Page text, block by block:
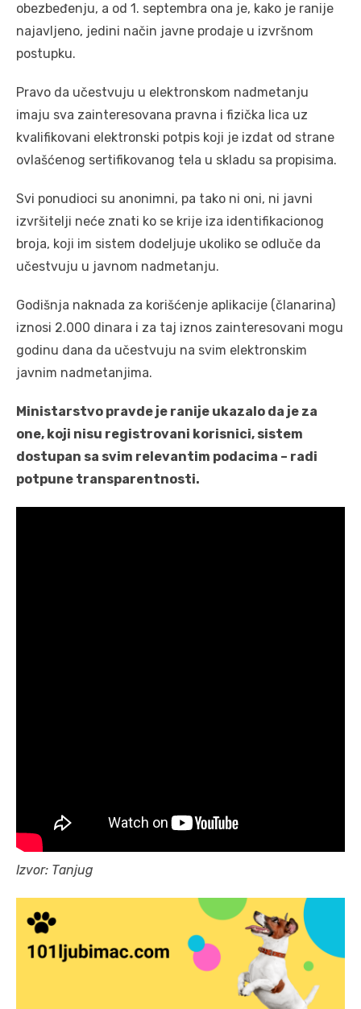
obezbeđenju, a od 1. septembra ona je, kako je ranije
najavljeno, jedini način javne prodaje u izvršnom
postupku.
Pravo da učestvuju u elektronskom nadmetanju
imaju sva zainteresovana pravna i fizička lica uz
kvalifikovani elektronski potpis koji je izdat od strane
ovlašćenog sertifikovanog tela u skladu sa propisima.
Svi ponudioci su anonimni, pa tako ni oni, ni javni
izvršitelji neće znati ko se krije iza identifikacionog
broja, koji im sistem dodeljuje ukoliko se odluče da
učestvuju u javnom nadmetanju.
Godišnja naknada za korišćenje aplikacije (članarina)
iznosi 2.000 dinara i za taj iznos zainteresovani mogu
godinu dana da učestvuju na svim elektronskim
javnim nadmetanjima.
Ministarstvo pravde je ranije ukazalo da je za
one, koji nisu registrovani korisnici, sistem
dostupan sa svim relevantim podacima – radi
potpune transparentnosti.
Izvor: Tanjug